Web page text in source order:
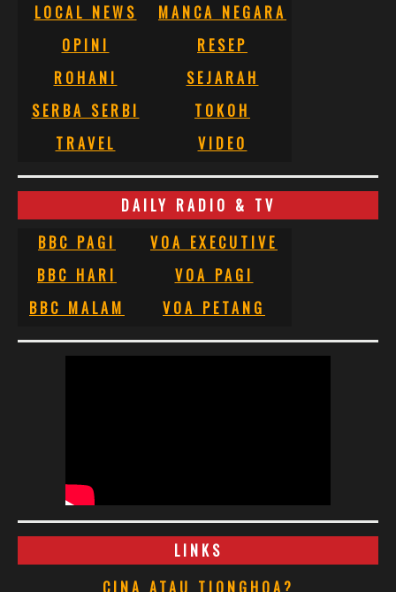
LOCAL NEWS
MANCA NEGARA
OPINI
RESEP
ROHANI
SEJARAH
SERBA SERBI
TOKOH
TRAVEL
VIDEO
DAILY RADIO & TV
BBC PAGI
VOA EXECUTIVE
BBC HARI
VOA PAGI
BBC MALAM
VOA PETANG
LINKS
CINA ATAU TIONGHOA?